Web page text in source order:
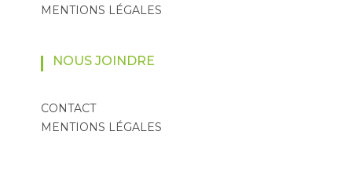
MENTIONS LÉGALES
NOUS JOINDRE
CONTACT
MENTIONS LÉGALES